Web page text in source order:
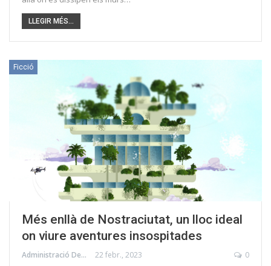
LLEGIR MÉS...
Ficció
Més enllà de Nostraciutat, un lloc ideal
on viure aventures insospitades
Administració Descriu 22 febr., 2023 0